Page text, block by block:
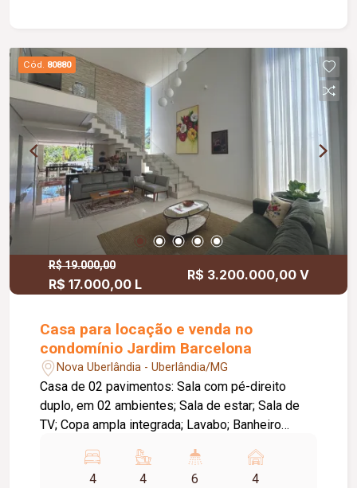
Cód. 80880
R$ 19.000,00
R$ 17.000,00 L
R$ 3.200.000,00 V
Casa para locação e venda no
condomínio Jardim Barcelona
Nova Uberlândia - Uberlândia/MG
Casa de 02 pavimentos: Sala com pé-direito
duplo, em 02 ambientes; Sala de estar; Sala de
TV; Copa ampla integrada; Lavabo; Banheiro
coifa; Área de serviço; Despensa ampla; Área
gourmet com churrasqueira, integrada à copa e
4 4 6 4